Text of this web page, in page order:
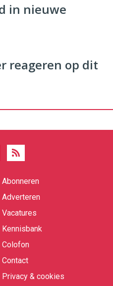
in nieuwe
reageren op dit
Abonneren
Adverteren
Vacatures
Kennisbank
Colofon
Contact
Privacy & cookies